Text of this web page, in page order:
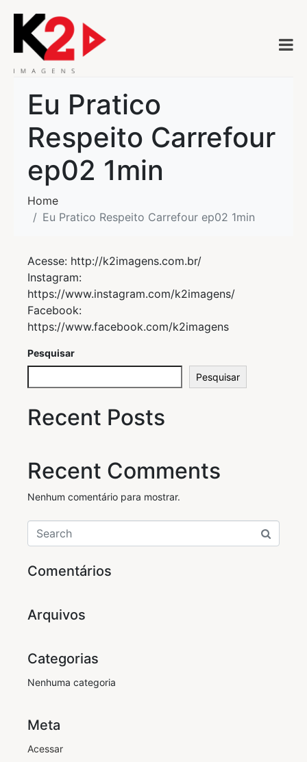
Eu Pratico
Respeito Carrefour
ep02 1min
Home
Eu Pratico Respeito Carrefour ep02 1min
Acesse: http://k2imagens.com.br/
Instagram:
https://www.instagram.com/k2imagens/
Facebook:
https://www.facebook.com/k2imagens
Pesquisar
Pesquisar
Recent Posts
Recent Comments
Nenhum comentário para mostrar.
Comentários
Arquivos
Categorias
Nenhuma categoria
Meta
Acessar